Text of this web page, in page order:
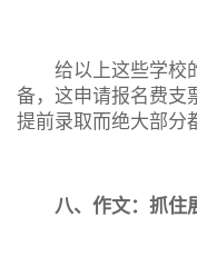
给以上这些学校
备，这申请报名费支
提前录取而绝大部分
八、作文：抓住